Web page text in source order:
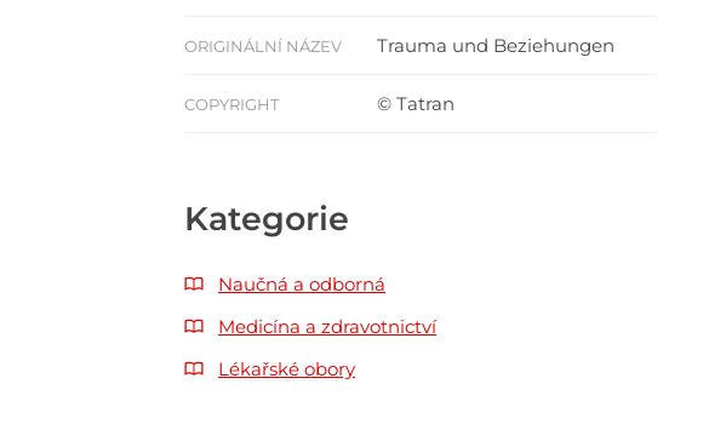
ORIGINÁLNÍ NÁZEV Trauma und Beziehungen
COPYRIGHT © Tatran
Kategorie
Naučná a odborná
Medicína a zdravotnictví
Lékařské obory